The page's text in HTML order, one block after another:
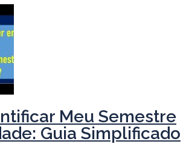
Meu Semestre
Guia Simplificado